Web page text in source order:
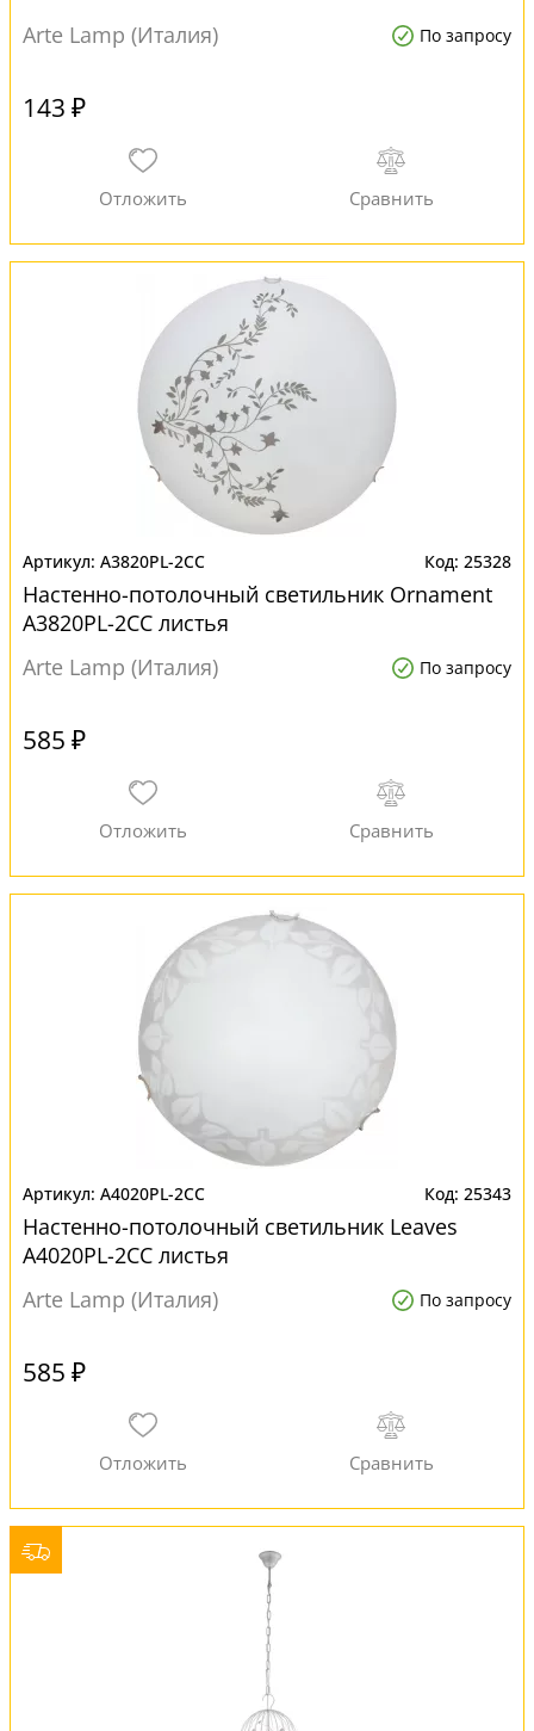
Arte Lamp (Италия) По запросу
143 ₽
A3820PL-2CC 25328
Настенно-потолочный светильник Ornament
A3820PL-2CC листья
Arte Lamp (Италия)
По запросу
585 ₽
A4020PL-2CC 25343
Настенно-потолочный светильник Leaves
A4020PL-2CC листья
Arte Lamp (Италия)
По запросу
585 ₽